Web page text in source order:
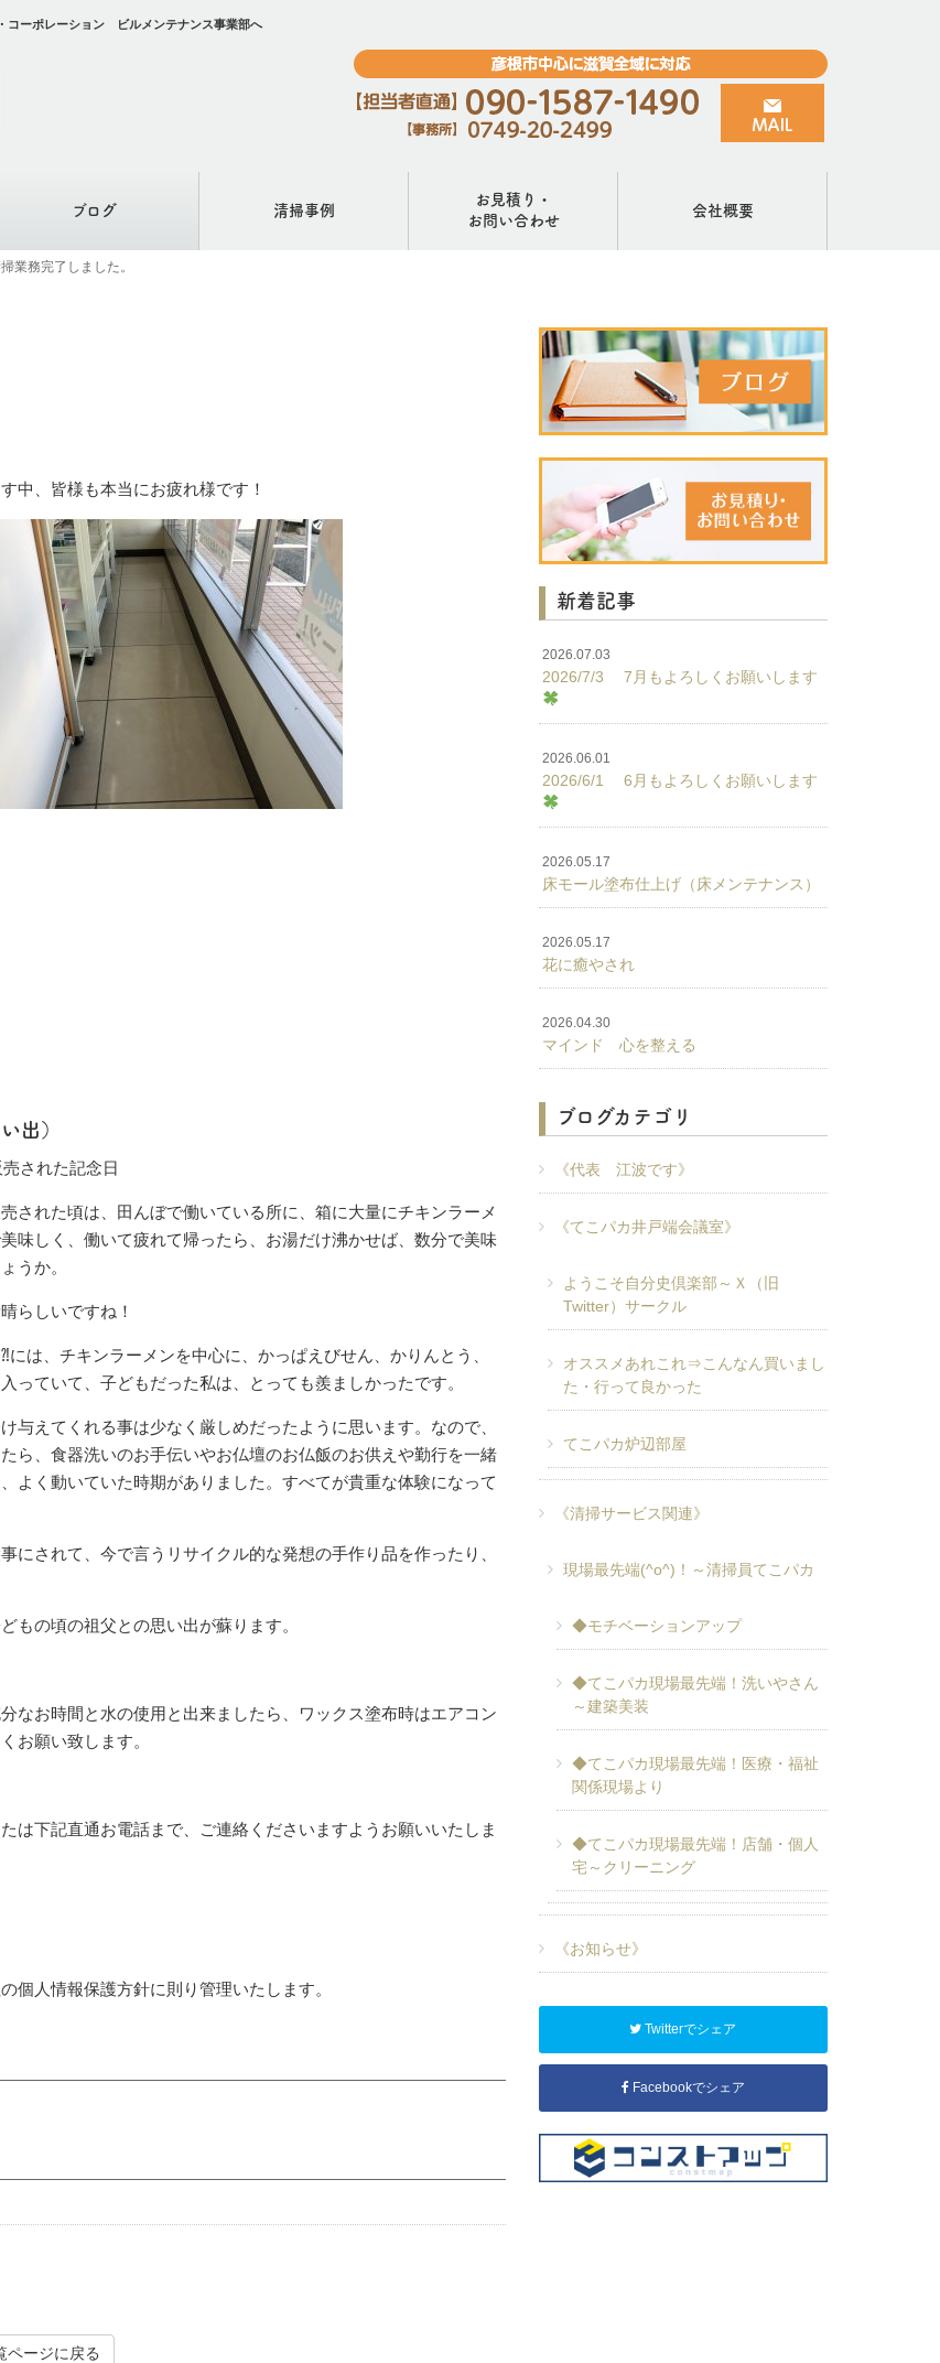
コーポレーション ビルメンテナンス事業部へ
ブログ 清掃事例
お見積り・
お問い合わせ
会社概要
業務完了しました。
中、皆様も本当にお疲れ様です！
出）
された記念日
された頃は、田んぼで働いている所に、箱に大量にチキンラーメ
味しく、働いて疲れて帰ったら、お湯だけ沸かせば、数分で美味
うか。
らしいですね！
は、チキンラーメンを中心に、かっぱえびせん、かりんとう、
ていて、子どもだった私は、とっても羨ましかったです。
与えてくれる事は少なく厳しめだったように思います。なので、
ら、食器洗いのお手伝いやお仏壇のお仏飯のお供えや勤行を一緒
よく動いていた時期がありました。すべてが貴重な体験になって
にされて、今で言うリサイクル的な発想の手作り品を作ったり、
もの頃の祖父との思い出が蘇ります。
なお時間と水の使用と出来ましたら、ワックス塗布時はエアコン
お願い致します。
は下記直通お電話まで、ご連絡くださいますようお願いいたしま
個人情報保護方針に則り管理いたします。
ページに戻る
新着記事
2026.07.03
2026/7/3 7月もよろしくお願いします
2026.06.01
2026/6/1 6月もよろしくお願いします
2026.05.17
床モール塗布仕上げ（床メンテナンス）
2026.05.17
花に癒やされ
2026.04.30
マインド 心を整える
ブログカテゴリ
《代表 江波です》
《てこパカ井戸端会議室》
ようこそ自分史倶楽部～Ｘ（旧
Twitter）サークル
オススメあれこれ⇒こんなん買いまし
た・行って良かった
てこパカ炉辺部屋
《清掃サービス関連》
現場最先端(^o^)！～清掃員てこパカ
◆モチベーションアップ
◆てこパカ現場最先端！洗いやさん
～建築美装
◆てこパカ現場最先端！医療・福祉
関係現場より
◆てこパカ現場最先端！店舗・個人
宅～クリーニング
《お知らせ》
Twitterでシェア
Facebookでシェア